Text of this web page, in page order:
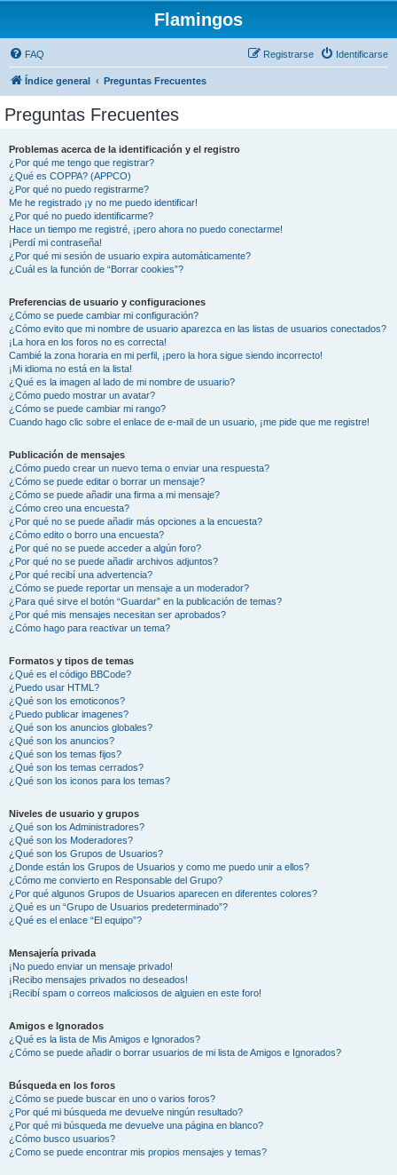
Flamingos
FAQ Identificarse
Registrarse
Índice general Preguntas Frecuentes
Preguntas Frecuentes
Problemas acerca de la identificación y el registro
¿Por qué me tengo que registrar?
¿Qué es COPPA? (APPCO)
¿Por qué no puedo registrarme?
Me he registrado ¡y no me puedo identificar!
¿Por qué no puedo identificarme?
Hace un tiempo me registré, ¡pero ahora no puedo conectarme!
¡Perdí mi contraseña!
¿Por qué mi sesión de usuario expira automáticamente?
¿Cuál es la función de “Borrar cookies”?
Preferencias de usuario y configuraciones
¿Cómo se puede cambiar mi configuración?
¿Cómo evito que mi nombre de usuario aparezca en las listas de usuarios conectados?
¡La hora en los foros no es correcta!
Cambié la zona horaria en mi perfil, ¡pero la hora sigue siendo incorrecto!
¡Mi idioma no está en la lista!
¿Qué es la imagen al lado de mi nombre de usuario?
¿Cómo puedo mostrar un avatar?
¿Cómo se puede cambiar mi rango?
Cuando hago clic sobre el enlace de e-mail de un usuario, ¡me pide que me registre!
Publicación de mensajes
¿Cómo puedo crear un nuevo tema o enviar una respuesta?
¿Cómo se puede editar o borrar un mensaje?
¿Cómo se puede añadir una firma a mi mensaje?
¿Cómo creo una encuesta?
¿Por qué no se puede añadir más opciones a la encuesta?
¿Cómo edito o borro una encuesta?
¿Por qué no se puede acceder a algún foro?
¿Por qué no se puede añadir archivos adjuntos?
¿Por qué recibí una advertencia?
¿Cómo se puede reportar un mensaje a un moderador?
¿Para qué sirve el botón “Guardar” en la publicación de temas?
¿Por qué mis mensajes necesitan ser aprobados?
¿Cómo hago para reactivar un tema?
Formatos y tipos de temas
¿Qué es el código BBCode?
¿Puedo usar HTML?
¿Qué son los emoticonos?
¿Puedo publicar imagenes?
¿Qué son los anuncios globales?
¿Qué son los anuncios?
¿Qué son los temas fijos?
¿Qué son los temas cerrados?
¿Qué son los iconos para los temas?
Niveles de usuario y grupos
¿Qué son los Administradores?
¿Qué son los Moderadores?
¿Qué son los Grupos de Usuarios?
¿Donde están los Grupos de Usuarios y como me puedo unir a ellos?
¿Cómo me convierto en Responsable del Grupo?
¿Por qué algunos Grupos de Usuarios aparecen en diferentes colores?
¿Qué es un “Grupo de Usuarios predeterminado”?
¿Qué es el enlace “El equipo”?
Mensajería privada
¡No puedo enviar un mensaje privado!
¡Recibo mensajes privados no deseados!
¡Recibí spam o correos maliciosos de alguien en este foro!
Amigos e Ignorados
¿Qué es la lista de Mis Amigos e Ignorados?
¿Cómo se puede añadir o borrar usuarios de mi lista de Amigos e Ignorados?
Búsqueda en los foros
¿Cómo se puede buscar en uno o varios foros?
¿Por qué mi búsqueda me devuelve ningún resultado?
¿Por qué mi búsqueda me devuelve una página en blanco?
¿Cómo busco usuarios?
¿Como se puede encontrar mis propios mensajes y temas?